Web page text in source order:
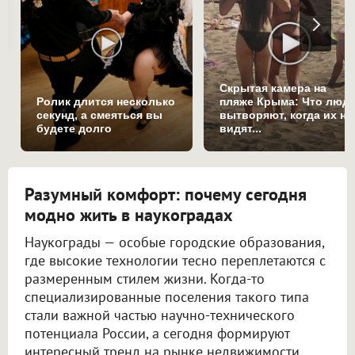
Ролик длится несколько
секунд, а смеяться вы
будете долго
Скрытая камера на
пляже Крыма: Что
вытворяют, когда их не
видят...
Разумный комфорт: почему сегодня
модно жить в наукоградах
Наукограды — особые городские образования,
где высокие технологии тесно переплетаются с
размеренным стилем жизни. Когда-то
специализированные поселения такого типа
стали важной частью научно-технического
потенциала России, а сегодня формируют
интересный тренд на рынке недвижимости.